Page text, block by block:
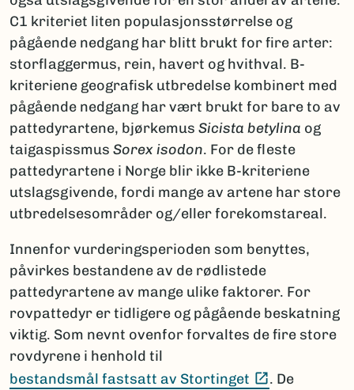
C1 kriteriet liten populasjonsstørrelse og
pågående nedgang har blitt brukt for fire arter:
storflaggermus, rein, havert og hvithval. B-
kriteriene geografisk utbredelse kombinert med
pågående nedgang har vært brukt for bare to av
pattedyrartene, bjørkemus Sicista betylina og
taigaspissmus Sorex isodon. For de fleste
pattedyrartene i Norge blir ikke B-kriteriene
utslagsgivende, fordi mange av artene har store
utbredelsesområder og/eller forekomstareal.
Innenfor vurderingsperioden som benyttes,
påvirkes bestandene av de rødlistede
pattedyrartene av mange ulike faktorer. For
rovpattedyr er tidligere og pågående beskatning
viktig. Som nevnt ovenfor forvaltes de fire store
rovdyrene i henhold til
bestandsmål fastsatt av Stortinget
(Ekstern
. De